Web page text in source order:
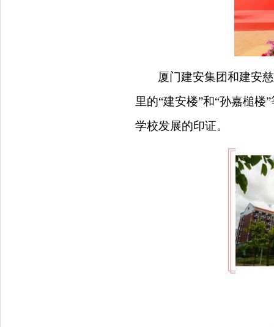
厦门建安集团和建安
里的“建安楼”和“孙嘉槌楼
学校发展的印证。